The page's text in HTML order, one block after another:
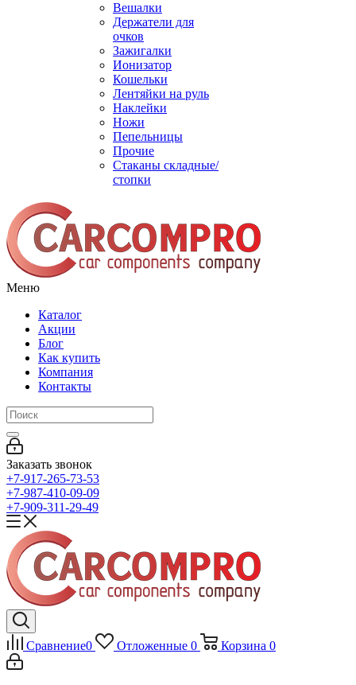
Вешалки
Держатели для
очков
Зажигалки
Ионизатор
Кошельки
Лентяйки на руль
Наклейки
Ножи
Пепельницы
Прочие
Стаканы складные/
стопки
Меню
Каталог
Акции
Блог
Как купить
Компания
Контакты
Заказать звонок
+7-917-265-73-53
+7-987-410-09-09
+7-909-311-29-49
Сравнение0 Отложенные 0 Корзина 0